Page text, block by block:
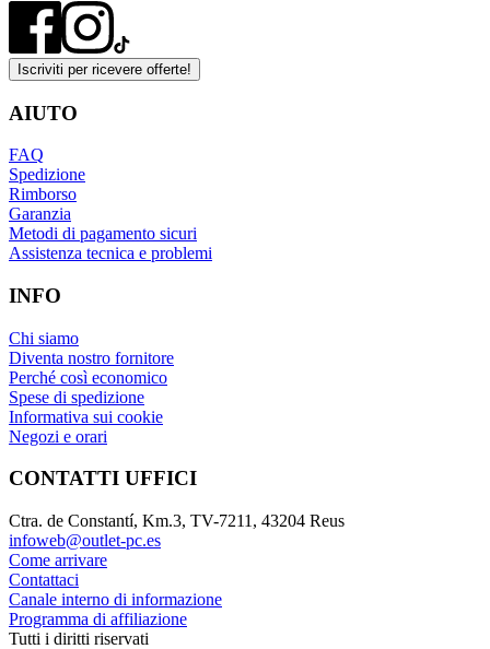
Iscriviti per ricevere offerte!
AIUTO
FAQ
Spedizione
Rimborso
Garanzia
Metodi di pagamento sicuri
Assistenza tecnica e problemi
INFO
Chi siamo
Diventa nostro fornitore
Perché così economico
Spese di spedizione
Informativa sui cookie
Negozi e orari
CONTATTI UFFICI
Ctra. de Constantí, Km.3, TV-7211, 43204 Reus
infoweb@outlet-pc.es
Come arrivare
Contattaci
Canale interno di informazione
Programma di affiliazione
Tutti i diritti riservati